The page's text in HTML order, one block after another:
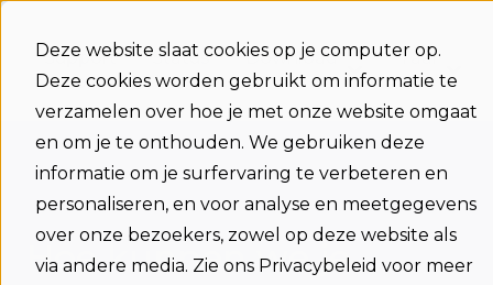
Deze website slaat cookies op je computer op.
Deze cookies worden gebruikt om informatie te
verzamelen over hoe je met onze website omgaat
en om je te onthouden. We gebruiken deze
informatie om je surfervaring te verbeteren en
personaliseren, en voor analyse en meetgegevens
over onze bezoekers, zowel op deze website als
via andere media. Zie ons Privacybeleid voor meer
Support
home
Status Download
Submenu
Taal
Hoe kunnen we je